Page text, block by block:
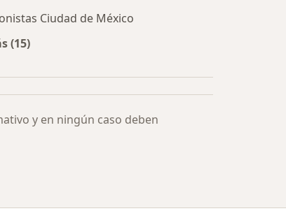
Ciudad de México
(15)
y en ningún caso deben